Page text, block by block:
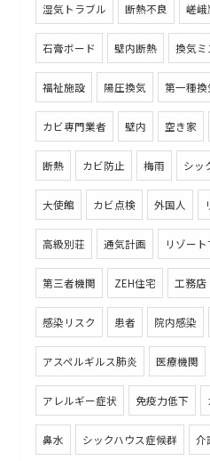
湿気トラブル 断熱不良 嵯峨
石膏ボード 壁内断熱 換気ミ
福祉施設 陽圧換気 第一種換
カビ専門業者 壁内 空き家
断熱 カビ防止 梅雨 シッ
大使館 カビ点検 外国人
高級別荘 通気計画 リゾー
第三者機関 ZEH住宅 工務店
感染リスク 患者 院内感染
アスペルギルス肺炎 医療機関
アレルギー症状 免疫力低下
鼻水 シックハウス症候群 介